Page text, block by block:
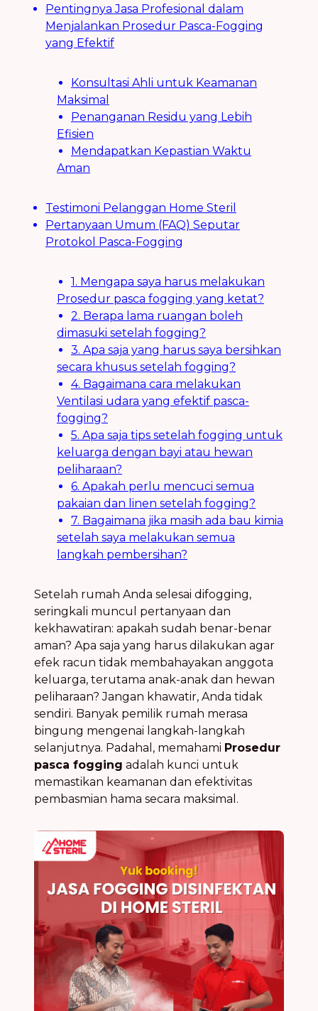
Pentingnya Jasa Profesional dalam
Menjalankan Prosedur Pasca-Fogging
yang Efektif
Konsultasi Ahli untuk Keamanan
Maksimal
Penanganan Residu yang Lebih
Efisien
Mendapatkan Kepastian Waktu
Aman
Testimoni Pelanggan Home Steril
Pertanyaan Umum (FAQ) Seputar
Protokol Pasca-Fogging
1. Mengapa saya harus melakukan
Prosedur pasca fogging yang ketat?
2. Berapa lama ruangan boleh
dimasuki setelah fogging?
3. Apa saja yang harus saya bersihkan
secara khusus setelah fogging?
4. Bagaimana cara melakukan
Ventilasi udara yang efektif pasca-
fogging?
5. Apa saja tips setelah fogging untuk
keluarga dengan bayi atau hewan
peliharaan?
6. Apakah perlu mencuci semua
pakaian dan linen setelah fogging?
7. Bagaimana jika masih ada bau kimia
setelah saya melakukan semua
langkah pembersihan?
Setelah rumah Anda selesai difogging,
seringkali muncul pertanyaan dan
kekhawatiran: apakah sudah benar-benar
aman? Apa saja yang harus dilakukan agar
efek racun tidak membahayakan anggota
keluarga, terutama anak-anak dan hewan
peliharaan? Jangan khawatir, Anda tidak
sendiri. Banyak pemilik rumah merasa
bingung mengenai langkah-langkah
selanjutnya. Padahal, memahami Prosedur
pasca fogging adalah kunci untuk
memastikan keamanan dan efektivitas
pembasmian hama secara maksimal.